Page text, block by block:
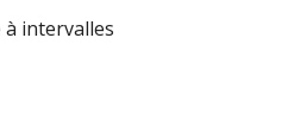
à intervalles